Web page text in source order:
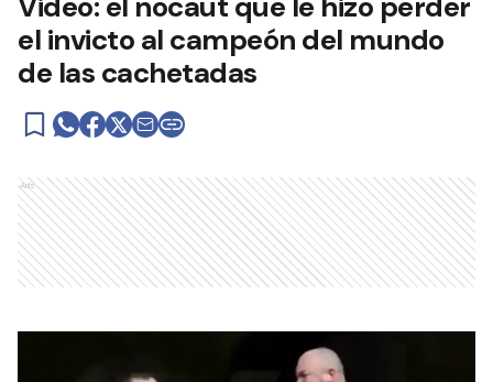
el invicto al campeón del mundo
de las cachetadas
Ads